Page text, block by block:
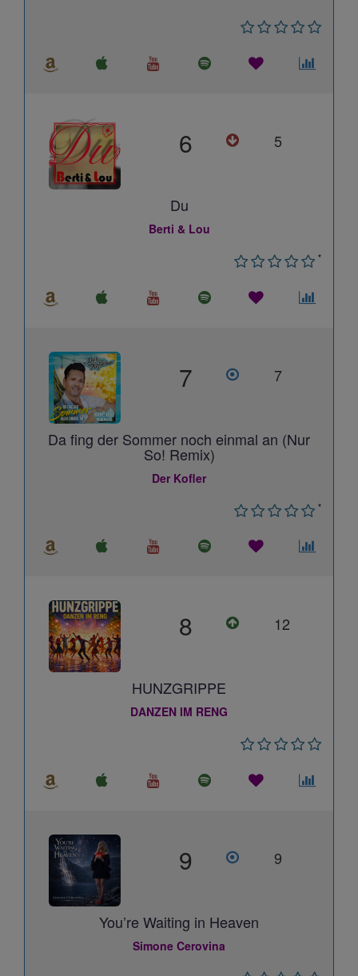
6 5
Du
Berti & Lou
*
7 7
Da fing der Sommer noch einmal an (Nur
So! Remix)
Der Kofler
*
8 12
HUNZGRIPPE
DANZEN IM RENG
9 9
You’re Waiting in Heaven
Simone Cerovina